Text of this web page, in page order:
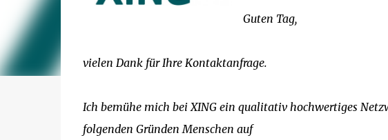
Guten Tag,
vielen Dank für Ihre Kontaktanfrage.
Ich bemühe mich bei XING ein qualitativ hochwertiges
folgenden Gründen Menschen auf